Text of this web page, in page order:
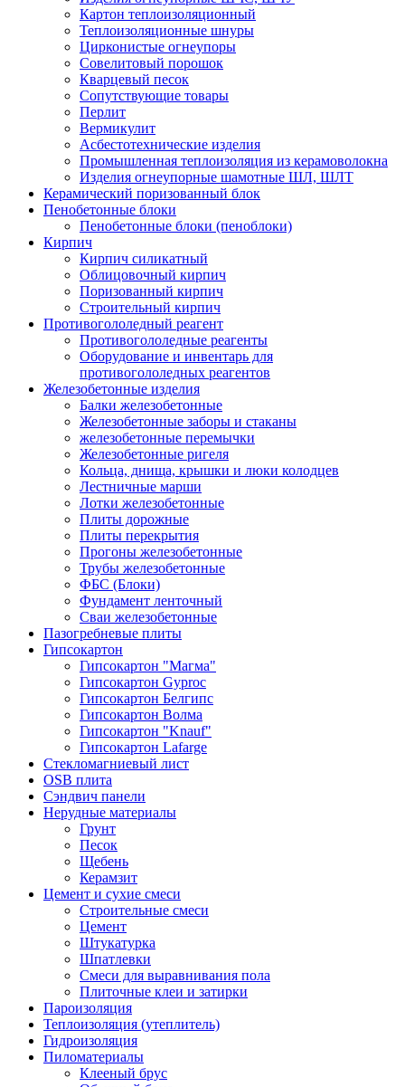
Картон теплоизоляционный
Теплоизоляционные шнуры
Цирконистые огнеупоры
Совелитовый порошок
Кварцевый песок
Сопутствующие товары
Перлит
Вермикулит
Асбесто­технические изделия
Промышленная теплоизоляция из керамоволокна
Изделия огнеупорные шамотные ШЛ, ШЛТ
Керамический поризованный блок
Пенобетонные блоки
Пенобетонные блоки (пеноблоки)
Кирпич
Кирпич силикатный
Облицовочный кирпич
Поризованный кирпич
Строительный кирпич
Противогололедный реагент
Противогололедные реагенты
Оборудование и инвентарь для
противогололедных реагентов
Железобетонные изделия
Балки железобетонные
Железобетонные заборы и стаканы
железобетонные перемычки
Железобетонные ригеля
Кольца, днища, крышки и люки колодцев
Лестничные марши
Лотки железобетонные
Плиты дорожные
Плиты перекрытия
Прогоны железобетонные
Трубы железобетонные
ФБС (Блоки)
Фундамент ленточный
Сваи железобетонные
Пазогребневые плиты
Гипсокартон
Гипсокартон "Магма"
Гипсокартон Gyproc
Гипсокартон Белгипс
Гипсокартон Волма
Гипсокартон "Knauf"
Гипсокартон Lafarge
Стекломагниевый лист
OSB плита
Сэндвич панели
Нерудные материалы
Грунт
Песок
Щебень
Керамзит
Цемент и сухие смеси
Строительные смеси
Цемент
Штукатурка
Шпатлевки
Смеси для выравнивания пола
Плиточные клеи и затирки
Пароизоляция
Теплоизоляция (утеплитель)
Гидроизоляция
Пиломатериалы
Клееный брус